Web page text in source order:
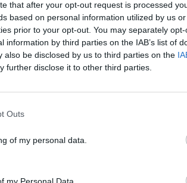
that after your opt-out request is processed
based on personal information utilized by us
prior to your opt-out. You may separately
information by third parties on the IAB’s list of
also be disclosed by us to third parties on the
further disclose it to other third parties.
Outs
of my personal data.
Lazio consolida il quarto
meglio ma non crea
attacca, è la
seppur senza Di Natale
di Floro Flores),
E da un'azione
trovano il gol del
Floro Flores, libero tra
Splendida azione
Gonzalez e mette al
Meloni e la strategia